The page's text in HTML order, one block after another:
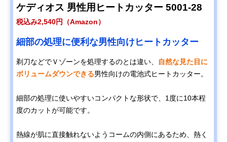
ケディオス 男性用ヒートカッター 5001-28
税込み2,540円（Amazon）
細部の処理に便利な男性向けヒートカッター
剃刀などでＶゾーンを処理するのとは違い、
自然な見た目に
ボリュームダウンできる男性向けの電池式ヒートカッター。
細部の処理に使いやすいコンパクトな形状で、1度に10本程
度のカットが可能です。
熱線が肌に直接触れないようコームの内側にあるため、熱く